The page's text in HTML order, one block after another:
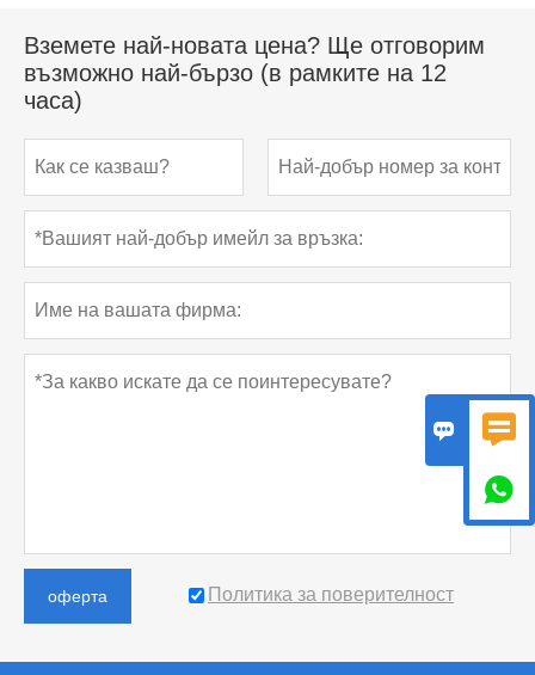
Вземете най-новата цена? Ще отговорим
възможно най-бързо (в рамките на 12
часа)
оферта Политика за поверителност
 
